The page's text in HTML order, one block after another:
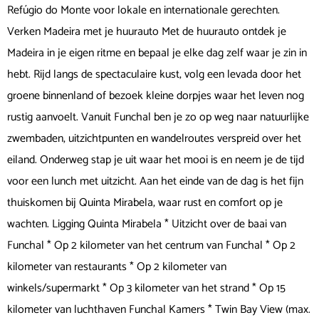
Refúgio do Monte voor lokale en internationale gerechten.
Verken Madeira met je huurauto Met de huurauto ontdek je
Madeira in je eigen ritme en bepaal je elke dag zelf waar je zin in
hebt. Rijd langs de spectaculaire kust, volg een levada door het
groene binnenland of bezoek kleine dorpjes waar het leven nog
rustig aanvoelt. Vanuit Funchal ben je zo op weg naar natuurlijke
zwembaden, uitzichtpunten en wandelroutes verspreid over het
eiland. Onderweg stap je uit waar het mooi is en neem je de tijd
voor een lunch met uitzicht. Aan het einde van de dag is het fijn
thuiskomen bij Quinta Mirabela, waar rust en comfort op je
wachten. Ligging Quinta Mirabela * Uitzicht over de baai van
Funchal * Op 2 kilometer van het centrum van Funchal * Op 2
kilometer van restaurants * Op 2 kilometer van
winkels/supermarkt * Op 3 kilometer van het strand * Op 15
kilometer van luchthaven Funchal Kamers * Twin Bay View (max.